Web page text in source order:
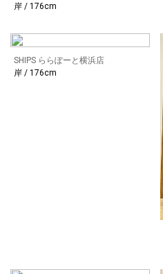
岸 / 176cm
SHIPS ららぽーと横浜店
岸 / 176cm